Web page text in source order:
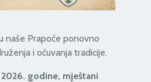
naše Prapoće ponovno
i očuvanja tradicije.
godine, mještani